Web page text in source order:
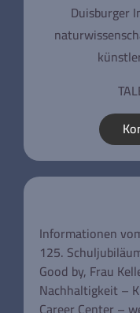
Duisburger
Informationen
125.
Good by, Frau
Nachhaltigkeit –